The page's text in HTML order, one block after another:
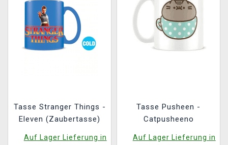
Tasse Stranger Things -
Eleven (Zaubertasse)
Auf Lager Lieferung in
Tasse Pusheen -
Catpusheeno
Auf Lager Lieferung in